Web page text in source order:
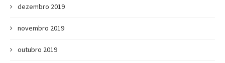
dezembro 2019
novembro 2019
outubro 2019